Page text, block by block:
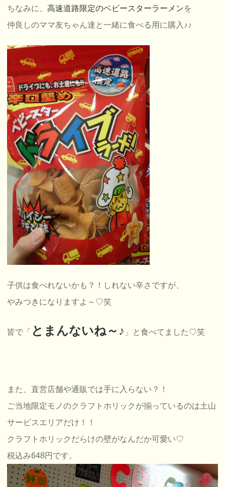
ちなみに、高速道路限定のベビースターラーメンを
仲良しのママ友ちゃん達と一緒に食べる用に購入♪♪
子供は食べれないかも？！しれない辛さですが、
やみつきになりますよ～♡笑
皆で「 とまんないね～♪ 」と食べてました♡笑
また、直営店舗や通販では手に入らない？！
ご当地限定モノのクラフトホリックが揃っているのは土山
サービスエリアだけ！！
クラフトホリックだらけの壁がなんだか可愛い♡
税込み648円です。